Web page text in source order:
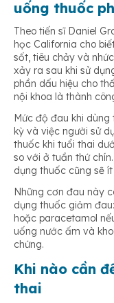
uống thuốc
Theo tiến sĩ Daniel
học California cho
sốt, tiêu chảy và
xảy ra sau khi sử
phần dấu hiệu cho
nội khoa là thành
Mức độ đau khi
kỳ và việc người sử
thuốc khi tuổi thai
so với ở tuần thứ
dụng thuốc cũng sẽ
Những cơn đau này
dụng thuốc giảm
hoặc paracetamol
uống nước ấm và
chứng.
Khi nào cần
thai